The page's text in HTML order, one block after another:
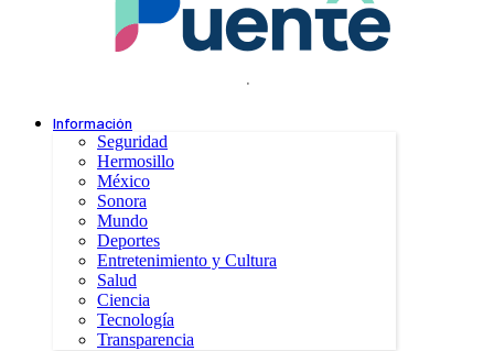
.
Información
Seguridad
Hermosillo
México
Sonora
Mundo
Deportes
Entretenimiento y Cultura
Salud
Ciencia
Tecnología
Transparencia